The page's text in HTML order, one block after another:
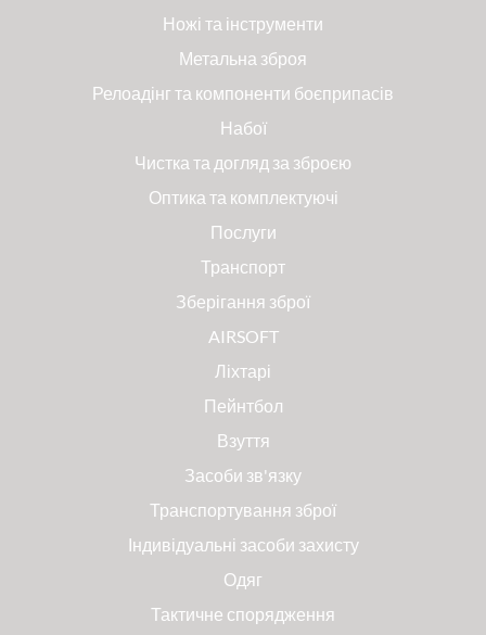
Ножі та інструменти
Метальна зброя
Релоадінг та компоненти боєприпасів
Набої
Чистка та догляд за зброєю
Оптика та комплектуючі
Послуги
Транспорт
Зберігання зброї
AIRSOFT
Ліхтарі
Пейнтбол
Взуття
Засоби зв'язку
Транспортування зброї
Індивідуальні засоби захисту
Одяг
Тактичне спорядження